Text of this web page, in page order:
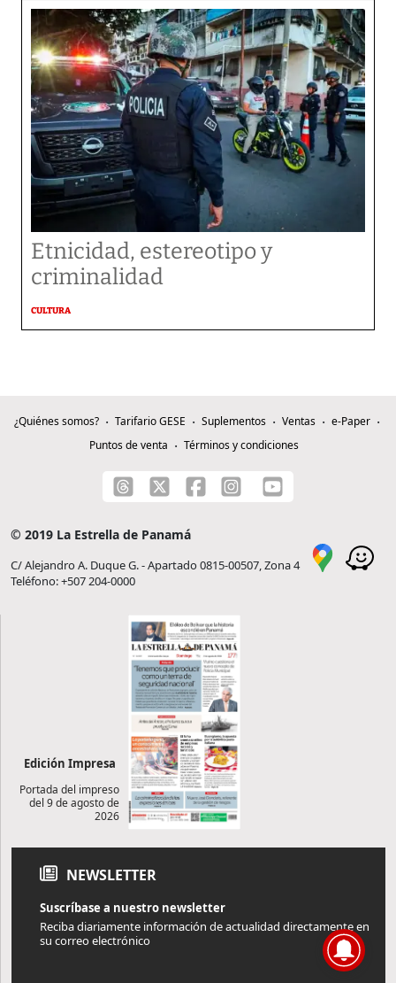
Etnicidad, estereotipo y
criminalidad
CULTURA
¿Quiénes somos? Tarifario GESE Suplementos Ventas
e-Paper
Puntos de venta
Términos y condiciones
© 2019 La Estrella de Panamá
C/ Alejandro A. Duque G. - Apartado 0815-00507, Zona 4
Teléfono: +507 204-0000
Edición Impresa
Portada del impreso
del 9 de agosto de
2026
NEWSLETTER
Suscríbase a nuestro newsletter
Reciba diariamente información de actualidad directamente en
su correo electrónico